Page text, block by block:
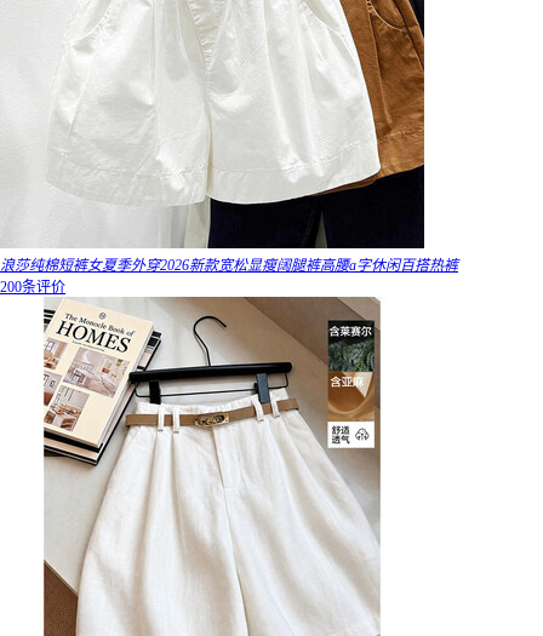
浪莎纯棉短裤女夏季外穿2026新款宽松显瘦阔腿裤高腰a字休闲百搭热裤
200条评价